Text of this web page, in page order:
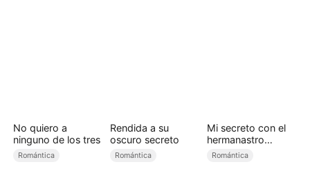
No quiero a
ninguno de los tres
Romántica
Rendida a su
oscuro secreto
Romántica
Mi secreto con el
hermanastro
equivocado
Romántica